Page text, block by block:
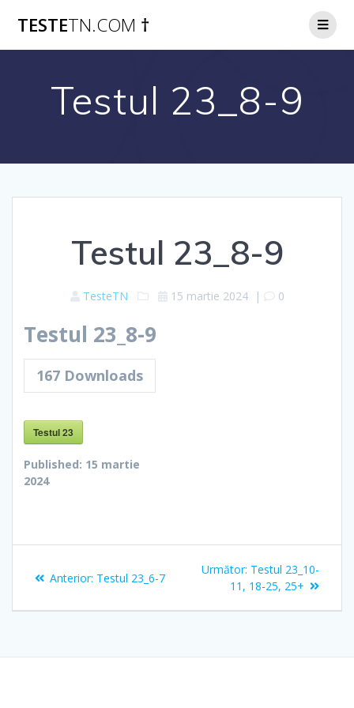
TESTETN.COM †
Testul 23_8-9
Testul 23_8-9
TesteTN 15 martie 2024| 0
Testul 23_8-9
167 Downloads
Testul 23
Published: 15 martie
2024
Anterior: Articolul
Testul 23_6-7
Următor: Articolul
următor:
Testul 23_10-
11, 18-25, 25+